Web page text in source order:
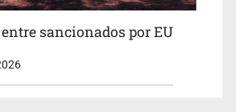
sancionados por EU